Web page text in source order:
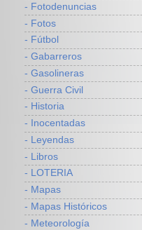
- Fotodenuncias
- Fotos
- Fútbol
- Gabarreros
- Gasolineras
- Guerra Civil
- Historia
- Inocentadas
- Leyendas
- Libros
- LOTERIA
- Mapas
- Mapas Históricos
- Meteorología